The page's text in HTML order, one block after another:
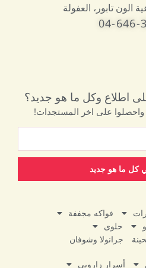
الون تابور، العفولة
04-646-
اطلاع وكل ما هو جديد؟
واحصلوا على اخر المستجدات!
كل ما هو جديد
فواكه مجففة
حلوى
جرانولا وشوفان
أسرار زاروبي